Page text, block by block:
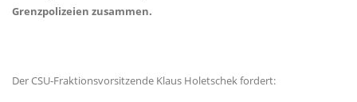
Grenzpolizeien zusammen.
Der CSU-Fraktionsvorsitzende Klaus Holetschek fordert: